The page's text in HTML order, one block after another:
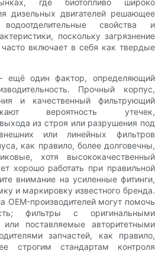
где биотопливо широко
дизельных двигателей решающее
свойства и
поскольку загрязнение
часто включает в себя как твердые
ещё один фактор, определяющий
Прочный корпус,
и качественный фильтрующий
вероятность утечек,
из строя или разрушения под
или линейных фильтров
как правило, более долговечны,
хотя высококачественный
хорошо работать при правильной
внимание на усиленные фитинги,
и маркировку известного бренда.
OEM-производителей могут помочь
фильтры с оригинальными
поставляемые авторитетными
запчастей, как правило,
строгим стандартам контроля